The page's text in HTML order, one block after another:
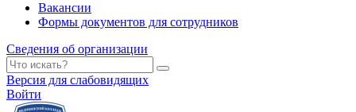
Вакансии
Формы документов для сотрудников
Сведения об организации
Версия для слабовидящих
Войти